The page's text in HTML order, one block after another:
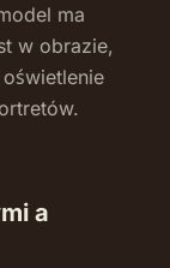
ma
w obrazie,
a